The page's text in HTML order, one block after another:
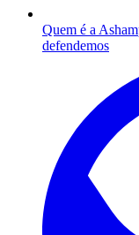
Quem é a
defendemos